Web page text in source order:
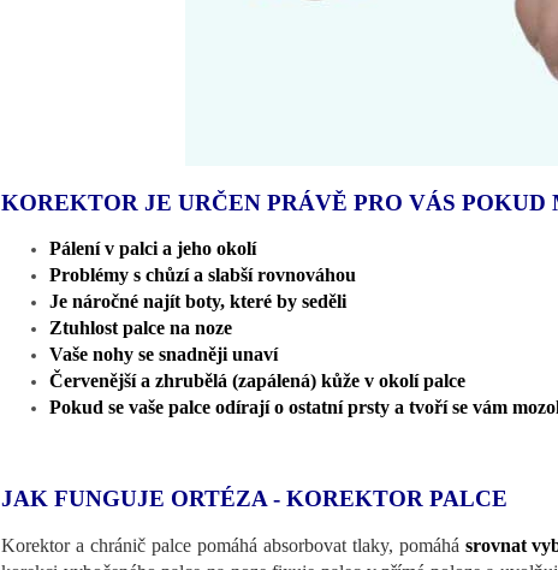
KOREKTOR JE URČEN PRÁVĚ PRO VÁS POKUD
Pálení v palci a jeho okolí
Problémy s chůzí a slabší rovnováhou
Je náročné najít boty, které by seděli
Ztuhlost palce na noze
Vaše nohy se snadněji unaví
Červenější a zhrubělá (zapálená) kůže v okolí palce
Pokud se vaše palce odírají o ostatní prsty a tvoří se vám
JAK FUNGUJE ORTÉZA - KOREKTOR PALCE
Korektor a chránič palce pomáhá absorbovat tlaky, pomáhá srovnat